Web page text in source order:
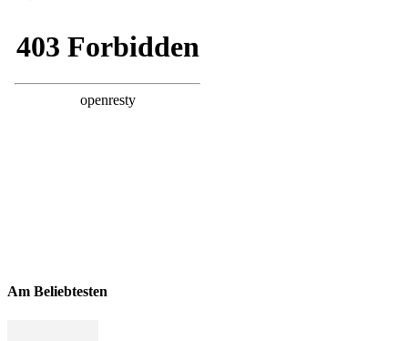
Am Beliebtesten